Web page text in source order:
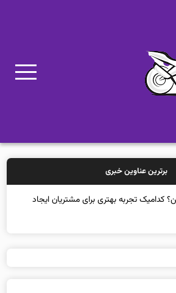
برترین عناوین خبری
کدامیک تجربه بهتری برای مشتریان ایجاد